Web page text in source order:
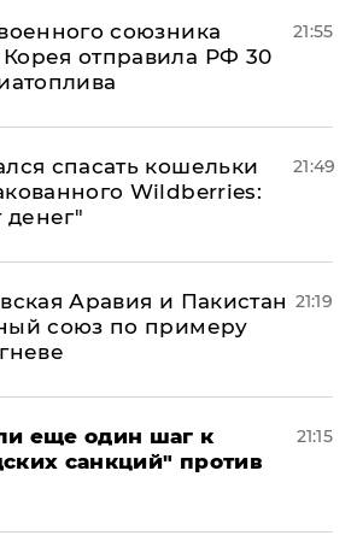
союзника
отправила РФ 30
21:55
спасать кошельки
Wildberries:
денег"
21:49
Аравия и Пакистан
союз по примеру
21:19
еще один шаг к
санкций" против
21:15